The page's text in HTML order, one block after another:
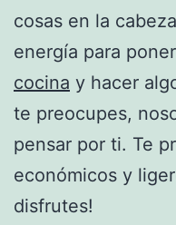
cosas en la
energía para
cocina y hacer
te preocupes,
pensar por ti. Te
económicos y
disfrutes!